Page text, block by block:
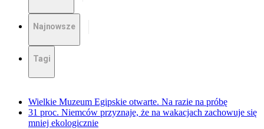
Najnowsze
Tagi
Wielkie Muzeum Egipskie otwarte. Na razie na próbę
31 proc. Niemców przyznaje, że na wakacjach zachowuje się
mniej ekologicznie